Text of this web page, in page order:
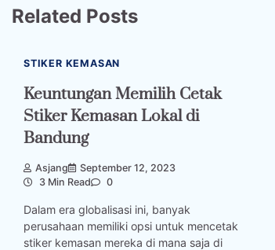
Related Posts
STIKER KEMASAN
Keuntungan Memilih Cetak
Stiker Kemasan Lokal di
Bandung
Asjang
September 12, 2023
3 Min Read
0
Dalam era globalisasi ini, banyak
perusahaan memiliki opsi untuk mencetak
stiker kemasan mereka di mana saja di